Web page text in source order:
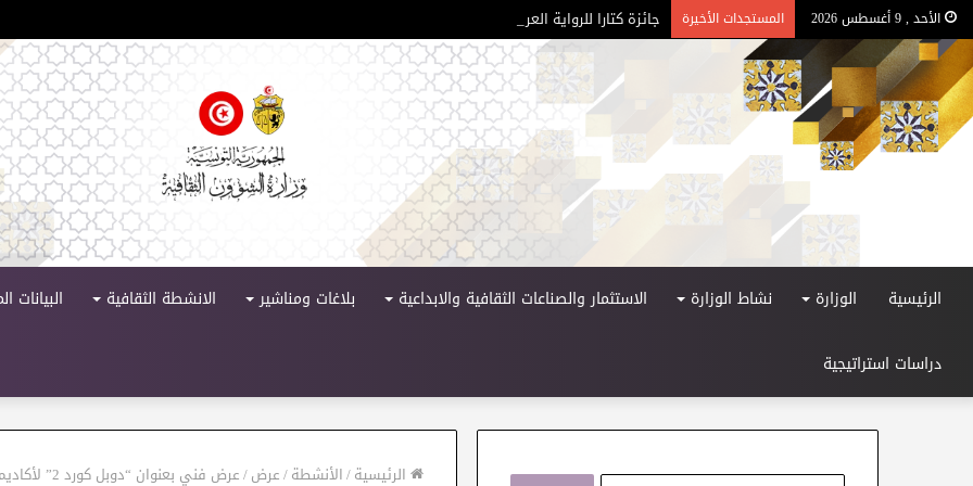
الأحد , 9 أغسطس 2026 المستجدات الأخيرة جائزة كتارا للرواية العربية – الدورة 11
الرئيسية الوزارة نشاط الوزارة الاستثمار والصناعات الثقافية والابداعية بلاغات ومناشير الانشطة الثقافية البيانات
دراسات استراتيجية
الرئيسية/الأنشطة/عرض/عرض فني بعنوان “دوبل كورد 2” لأكاديمية الأوركسترا السيمفوني التونسي